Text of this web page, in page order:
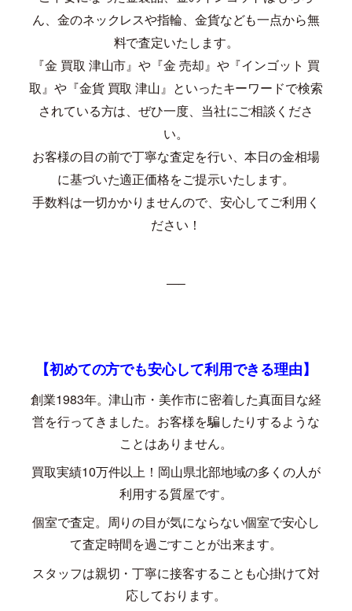
ん、金のネックレスや指輪、金貨なども一点から無
料で査定いたします。
『金 買取 津山市』や『金 売却』や『インゴット 買
取』や『金貨 買取 津山』といったキーワードで検索
されている方は、ぜひ一度、当社にご相談くださ
い。
お客様の目の前で丁寧な査定を行い、本日の金相場
に基づいた適正価格をご提示いたします。
手数料は一切かかりませんので、安心してご利用く
ださい！
—–
【初めての方でも安心して利用できる理由】
創業1983年。津山市・美作市に密着した真面目な経
営を行ってきました。お客様を騙したりするような
ことはありません。
買取実績10万件以上！岡山県北部地域の多くの人が
利用する質屋です。
個室で査定。周りの目が気にならない個室で安心し
て査定時間を過ごすことが出来ます。
スタッフは親切・丁寧に接客することも心掛けて対
応しております。